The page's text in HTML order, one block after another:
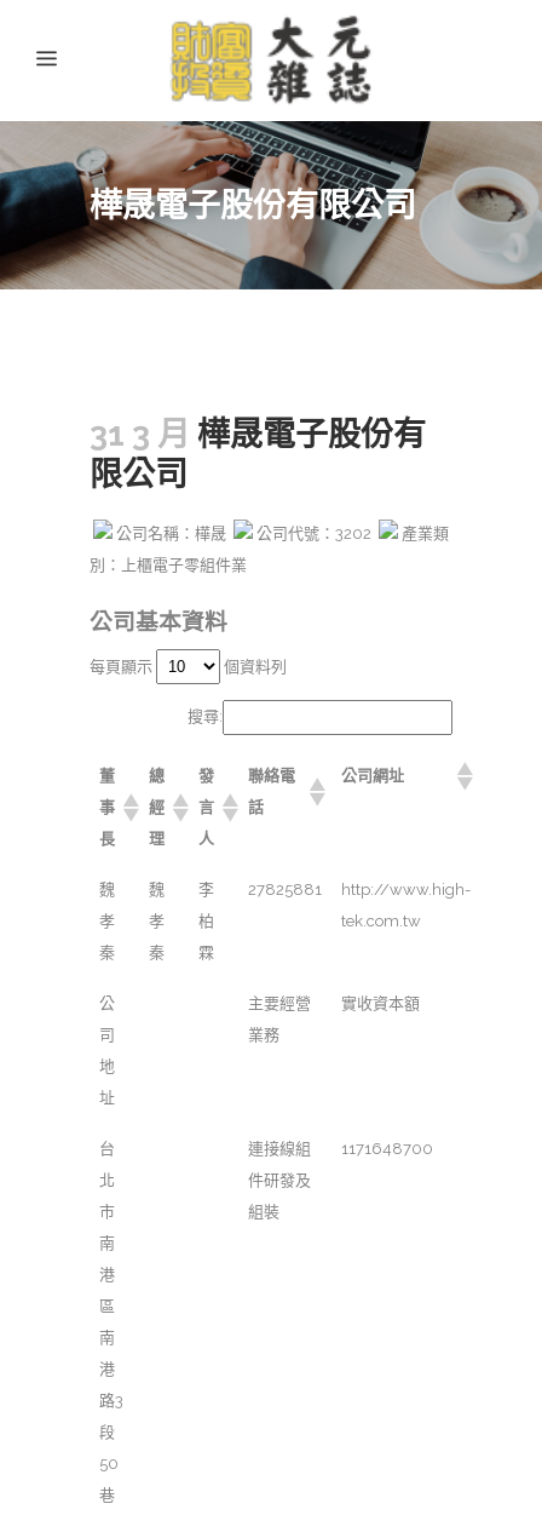
樺晟電子股份有限公司
31 3 月 樺晟電子股份有
限公司
公司名稱：樺晟 公司代號：3202
產業類
別：上櫃電子零組件業
公司基本資料
每頁顯示 個資料列
搜尋:
董
事
長
總
經
理
發
言
人
聯絡電
話
公司網址
魏
孝
秦
魏
孝
秦
李
柏
霖
27825881
http://www.high-
tek.com.tw
公
司
地
址
主要經營
業務
實收資本額
台
北
市
南
港
區
南
港
路3
段
50
巷
連接線組
件研發及
組裝
1171648700